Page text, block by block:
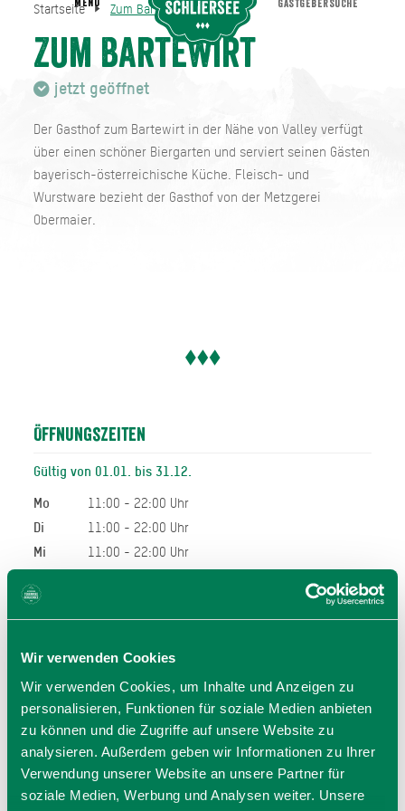
Wir verwenden Cookies
Wir verwenden Cookies, um Inhalte und Anzeigen zu
personalisieren, Funktionen für soziale Medien anbieten
zu können und die Zugriffe auf unsere Website zu
analysieren. Außerdem geben wir Informationen zu Ihrer
Verwendung unserer Website an unsere Partner für
soziale Medien, Werbung und Analysen weiter. Unsere
Startseite Zum Bartewirt
Zum Bartewirt
jetzt geöffnet
Der Gasthof zum Bartewirt in der Nähe von Valley verfügt
über einen schöner Biergarten und serviert seinen Gästen
bayerisch-österreichische Küche. Fleisch- und
Wurstware bezieht der Gasthof von der Metzgerei
Obermaier.
Öffnungszeiten
Gültig von 01.01. bis 31.12.
Mo
11:00 - 22:00 Uhr
Di
11:00 - 22:00 Uhr
Mi
11:00 - 22:00 Uhr
Fr
Sa
11:00 - 22:00 Uhr
So
11:00 - 22:00 Uhr
Allgemeiner Hinweis:
Bei den hier angegeben Öffnungszeiten handelt es sich
um die regulären Öffnungszeiten.
Kurzfristige Änderungen sowie Urlaubszeiten erfahren Sie
auf der Homepage des Anbieters (siehe Link) oder
Startseite Zum Bartewirt
MENU GASTGEBERSUCHE